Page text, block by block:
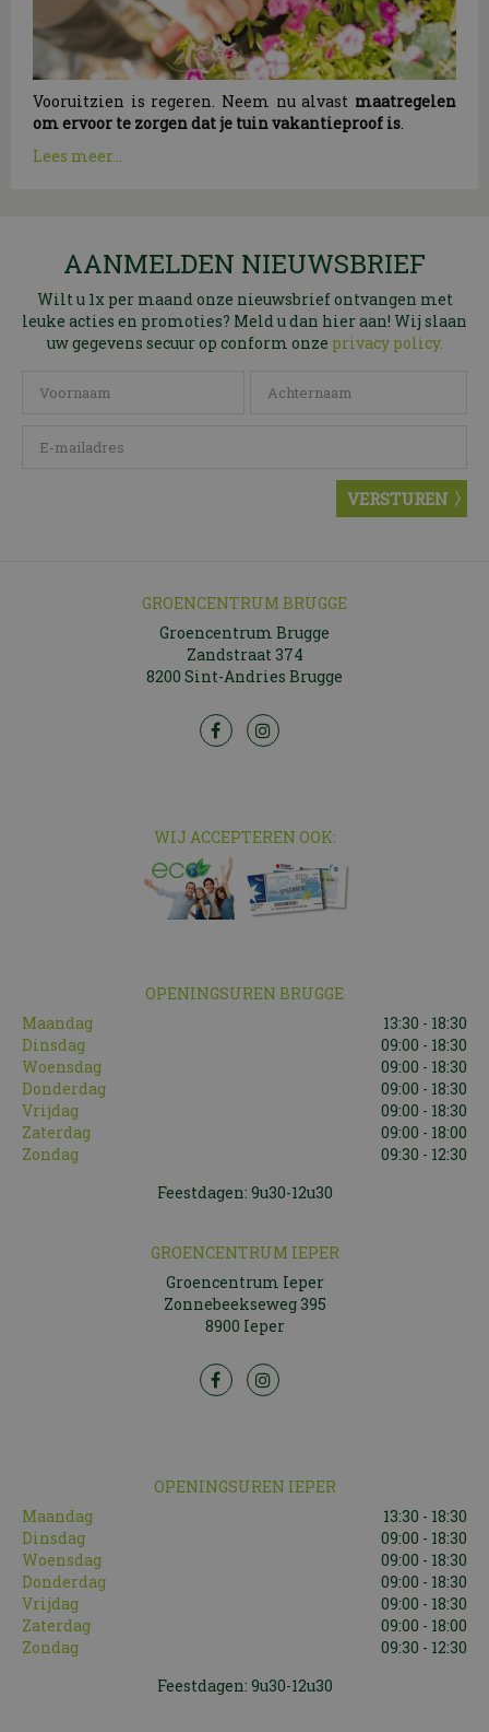
Vooruitzien is regeren. Neem nu alvast maatregelen
om ervoor te zorgen dat je tuin vakantieproof is.
Lees meer...
AANMELDEN NIEUWSBRIEF
Wilt u 1x per maand onze nieuwsbrief ontvangen met
leuke acties en promoties? Meld u dan hier aan! Wij slaan
uw gegevens secuur op conform onze privacy policy.
GROENCENTRUM BRUGGE
Groencentrum Brugge
Zandstraat 374
8200 Sint-Andries Brugge
WIJ ACCEPTEREN OOK:
OPENINGSUREN BRUGGE
Maandag
13:30 - 18:30
Dinsdag
09:00 - 18:30
Woensdag
09:00 - 18:30
Donderdag
09:00 - 18:30
Vrijdag
09:00 - 18:30
Zaterdag
09:00 - 18:00
Zondag
09:30 - 12:30
Feestdagen: 9u30-12u30
GROENCENTRUM IEPER
Groencentrum Ieper
Zonnebeekseweg 395
8900 Ieper
OPENINGSUREN IEPER
Maandag
13:30 - 18:30
Dinsdag
09:00 - 18:30
Woensdag
09:00 - 18:30
Donderdag
09:00 - 18:30
Vrijdag
09:00 - 18:30
Zaterdag
09:00 - 18:00
Zondag
09:30 - 12:30
Feestdagen: 9u30-12u30